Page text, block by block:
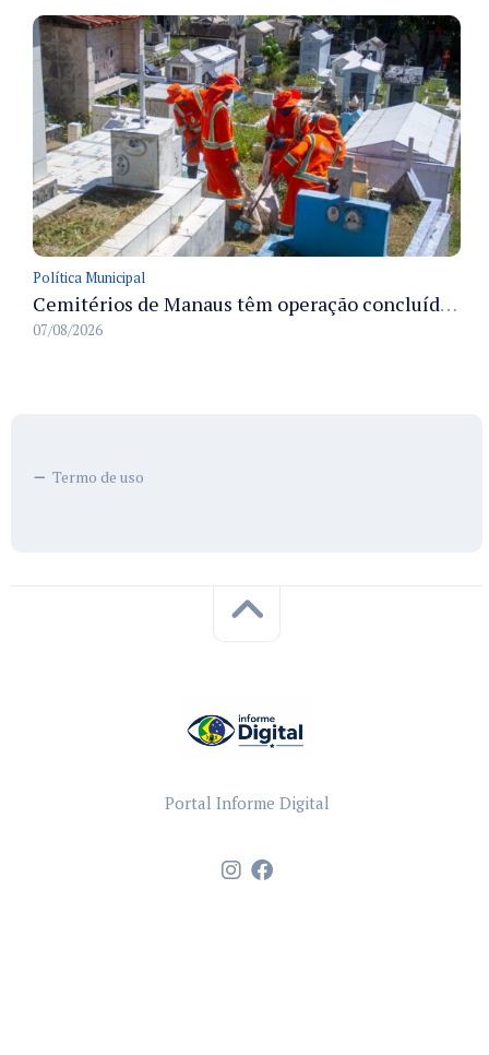
Política Municipal
Cemitérios de Manaus têm operação concluída e estrutura pronta para receber famílias no Dia dos Pais
07/08/2026
Termo de uso
Portal Informe Digital